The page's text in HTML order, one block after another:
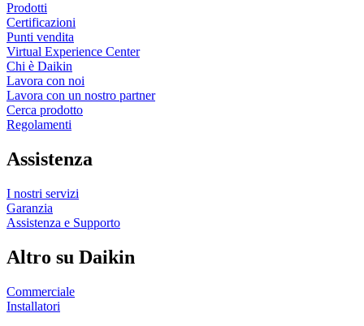
Prodotti
Certificazioni
Punti vendita
Virtual Experience Center
Chi è Daikin
Lavora con noi
Lavora con un nostro partner
Cerca prodotto
Regolamenti
Assistenza
I nostri servizi
Garanzia
Assistenza e Supporto
Altro su Daikin
Commerciale
Installatori